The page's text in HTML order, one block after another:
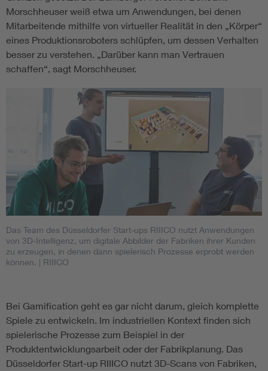
Morschheuser weiß etwa um Anwendungen, bei denen
Mitarbeitende mithilfe von virtueller Realität in den „Körper“
eines Produktionsroboters schlüpfen, um dessen Verhalten
besser zu verstehen. „Darüber kann man Vertrauen
schaffen“, sagt Morschheuser.
Das Team des Düsseldorfer Start-ups RIIICO nutzt Anwendungen
von 3D-Intelligenz, um digitale Abbilder der Fabriken ihrer Kunden
zu erzeugen, in denen dann spielerisch Prozesse erprobt werden
können. | RIIICO
Bei Gamification geht es gar nicht darum, gleich komplette
Spiele zu entwickeln. Im industriellen Kontext finden sich
spielerische Prozesse zum Beispiel in der
Produktentwicklungsarbeit oder der Fabrikplanung. Das
Düsseldorfer Start-up RIIICO nutzt 3D-Scans von Fabriken,